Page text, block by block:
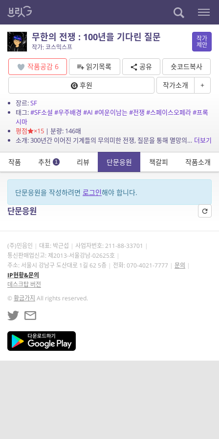
무한의 전쟁 : 100년을 기다린 질문
작가: 코스믹스프
작가
제안
작품공감 6 읽기목록 공유
숏코드복사
후원
작가소개 +
장르:SF
태그:#SF소설 #우주배경 #AI #여운이남는#전쟁 #스페이스오페라#프록
시마
평점
×15| 분량: 146매
소개: 300년간 이어진 기계들의 무의미한 전쟁, 질문을 통해 멸망의 굴레를 멈춰 세우는 여정. 더보기
작품 추천 1 리뷰 단문응원 책갈피 작품소개
단문응원을 작성하려면 로그인해야 합니다.
단문응원
(주)민음인 대표: 박근섭 사업자번호: 211-88-33701
통신판매업신고: 제2013-서울강남-02625호
주소: 서울시 강남구 도산대로 1길 62 5층
전화: 070-4021-7777
문의
IP현황&문의
데스크탑 버전
©황금가지 All rights reserved.